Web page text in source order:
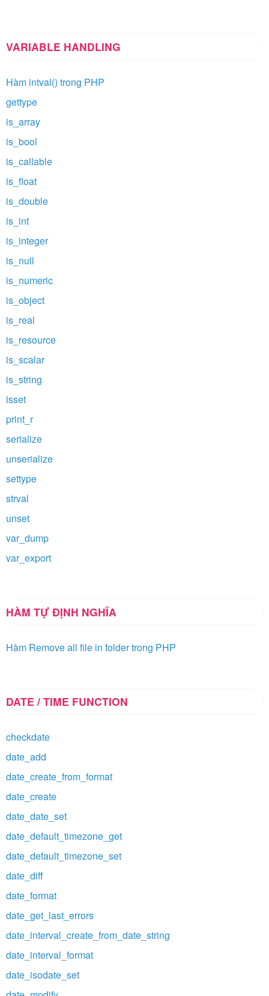
VARIABLE HANDLING
Hàm intval() trong PHP
gettype
is_array
is_bool
is_callable
is_float
is_double
is_int
is_integer
is_null
is_numeric
is_object
is_real
is_resource
is_scalar
is_string
isset
print_r
serialize
unserialize
settype
strval
unset
var_dump
var_export
HÀM TỰ ĐỊNH NGHĨA
Hàm Remove all file in folder trong PHP
DATE / TIME FUNCTION
checkdate
date_add
date_create_from_format
date_create
date_date_set
date_default_timezone_get
date_default_timezone_set
date_diff
date_format
date_get_last_errors
date_interval_create_from_date_string
date_interval_format
date_isodate_set